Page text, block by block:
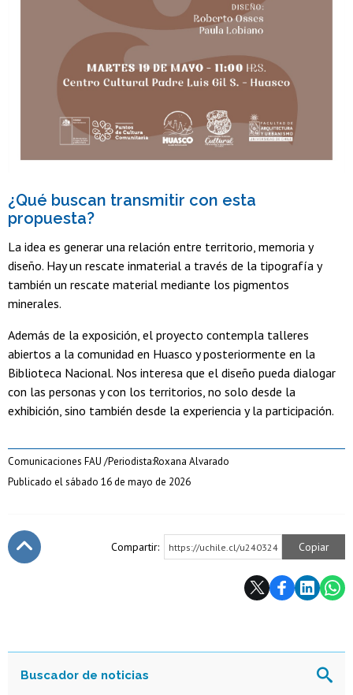
¿Qué buscan transmitir con esta
propuesta?
La idea es generar una relación entre territorio, memoria y
diseño. Hay un rescate inmaterial a través de la tipografía y
también un rescate material mediante los pigmentos
minerales.
Además de la exposición, el proyecto contempla talleres
abiertos a la comunidad en Huasco y posteriormente en la
Biblioteca Nacional. Nos interesa que el diseño pueda dialogar
con las personas y con los territorios, no solo desde la
exhibición, sino también desde la experiencia y la participación.
Comunicaciones FAU /Periodista:Roxana Alvarado
Publicado el sábado 16 de mayo de 2026
Compartir: https://uchile.cl/u240324 Copiar